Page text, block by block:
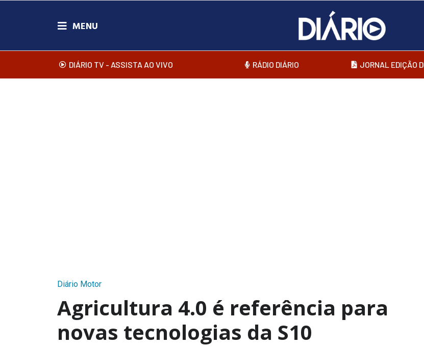
DIÁRIO TV - ASSISTA AO VIVO RÁDIO DIÁRIO JORNAL EDIÇÃO
Diário Motor
Agricultura 4.0 é referência para
novas tecnologias da S10